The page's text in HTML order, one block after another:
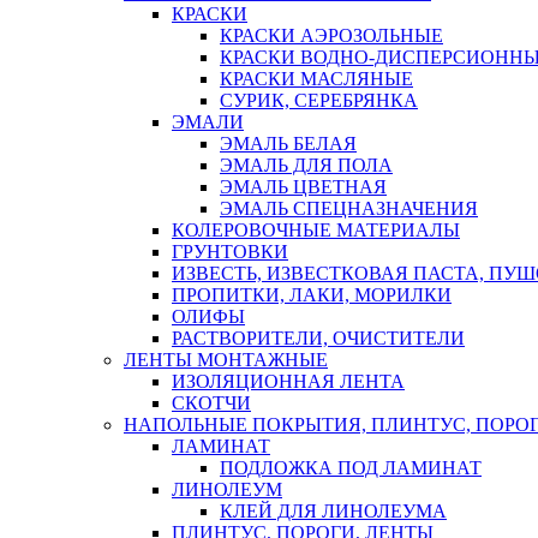
КРАСКИ
КРАСКИ АЭРОЗОЛЬНЫЕ
КРАСКИ ВОДНО-
КРАСКИ МАСЛЯНЫЕ
СУРИК, СЕРЕБРЯНКА
ЭМАЛИ
ЭМАЛЬ БЕЛАЯ
ЭМАЛЬ ДЛЯ ПОЛА
ЭМАЛЬ ЦВЕТНАЯ
ЭМАЛЬ СПЕЦНАЗНАЧЕНИЯ
КОЛЕРОВОЧНЫЕ МАТЕРИАЛЫ
ГРУНТОВКИ
ИЗВЕСТЬ, ИЗВЕСТКОВАЯ ПАСТА,
ПРОПИТКИ, ЛАКИ, МОРИЛКИ
ОЛИФЫ
РАСТВОРИТЕЛИ, ОЧИСТИТЕЛИ
ЛЕНТЫ МОНТАЖНЫЕ
ИЗОЛЯЦИОННАЯ ЛЕНТА
СКОТЧИ
НАПОЛЬНЫЕ ПОКРЫТИЯ, ПЛИНТУС,
ЛАМИНАТ
ПОДЛОЖКА ПОД ЛАМИНАТ
ЛИНОЛЕУМ
КЛЕЙ ДЛЯ ЛИНОЛЕУМА
ПЛИНТУС, ПОРОГИ, ЛЕНТЫ